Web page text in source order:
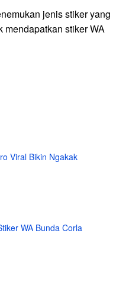
jenis stiker yang
stiker WA
Viral Bikin Ngakak
WA Bunda Corla